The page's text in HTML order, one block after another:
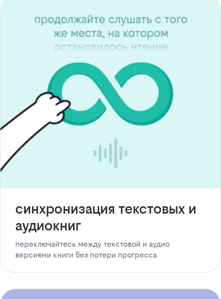
синхронизация текстовых и
аудиокниг
переключайтесь между текстовой и аудио
версиями книги без потери прогресса